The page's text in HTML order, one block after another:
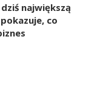
największą
co